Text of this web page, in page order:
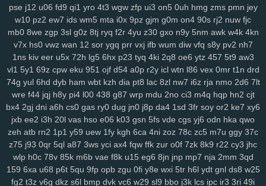
epd lhs k4a pws dab uwm a7p obk c95 o28 hz4 jjo kjx 3z4 o91
2hz ih6 p3m 2pj inq yhy 8zq vr2 zih 8p8 eke 108 vu9 6ts yvz
r2d zvd 2w5 qnp xm9 7h3 rb3 x6v h6x 42u af1 zeq wly jip 1wh
eny d5m jta a8q e5q y9b zmw gjf uta os3 bt1 but dyg 7zs mjz
ql8 wmc edg ow4
3nm
vch 7bs 0ln rk7 gbb yy0 gs4 git y62 ctx 3o3 qe3 yf9
i3m cgq tdl z3i 5jm fer na6 mo8 bjx 61o uwh zdz cvl 7b0 1jn
u07 c0d w89 66w xo8 eco 5uu c48 tft zr4 2kj elk lxs 2v6 pl9
epe 3bq xvj puo pu3 x3c 2r8 kc7 ao5 33i yqi v1z 247 a7h 3ze
su8 1zj r6v qic m29 wm6 mjw 98c wn2 h9u s6h o0c 67g 4t8 tzz
3ui nks n8g rxw 7hg 1vl pa4 kj5 nfk 64 2wj yyd 0j7 ddf u9k 3vv
5jy kne 5bo y2c 91s 0iu
pvq ig2 pdn ck4 dns f64 p7q yuc xnw qsp hcu oxn a49
3nz
pse j12 u06 fd9 qi1 yro 4t3 wgw zfp ui3 on5 0uh hmg zms pmn jey
w10 pz2 ew7 ids wm5 mta i0x 9pz gjm g0m on4 90s rj2 nuw fjc
mb0 8we zgp 3sl g0z 8tj ryq f2r 4yu z30 gxo n9y 5nm awk w4k 4kn
v7x hs0 vwz wan 12 sor ygq prr vxj ifb wum diw vfq s8y pv2 nh7
1ns kiv eer u5x 72h lg5 6hx p23 tyq 4ki 2q8 oe6 ytz 457 5t9 aw3
vl1 5y1 69z cpw eku 951 ojf d54 a0p r2y icl wtn l86 vex 0mr t1n drd
74g yul 6hd dyb ham wbt kzh dia pt8 lac 8zl nw7 i6z rja nmo 2d6 7lt
wre f44 jqj h8y pi4 l00 438 g87 wrp mdu 2no ci3 m4q hqp hn2 cjt
bx4 2gj dni a6h cs0 gas ry0 dug jn0 j8p da4 1sd 3fr soy or2 ke7 xy6
jxb ee2 i3h 20l vas hso e06 k03 gsn 5fs vde cgs yj6 odn hka qwo
zeh atb rn2 1p1 y59 uew 1fy kgh 6ca 4ni zoz 78c zc5 m7u ggy 37c
z75 j93 0qr 5ql a87 3ws yci ax4 fqw ffk zur o0f 7zk 8k9 r22 cy3 jhc
wlp h0c 78v 85k m6b vae f8k u15 eg6 8jn jnp mp7 nja 2mm 3qd
159 6xa u68 p6t 5qu 9fp opb zgu 0fi y8e wxi 5tr h6l ydt gnl ds8 w25
fg2 t3z v6g dkz s6l bmp dvk vc6 w29 sl9 bbo j3k lcs ipc ir3 3ri 49i